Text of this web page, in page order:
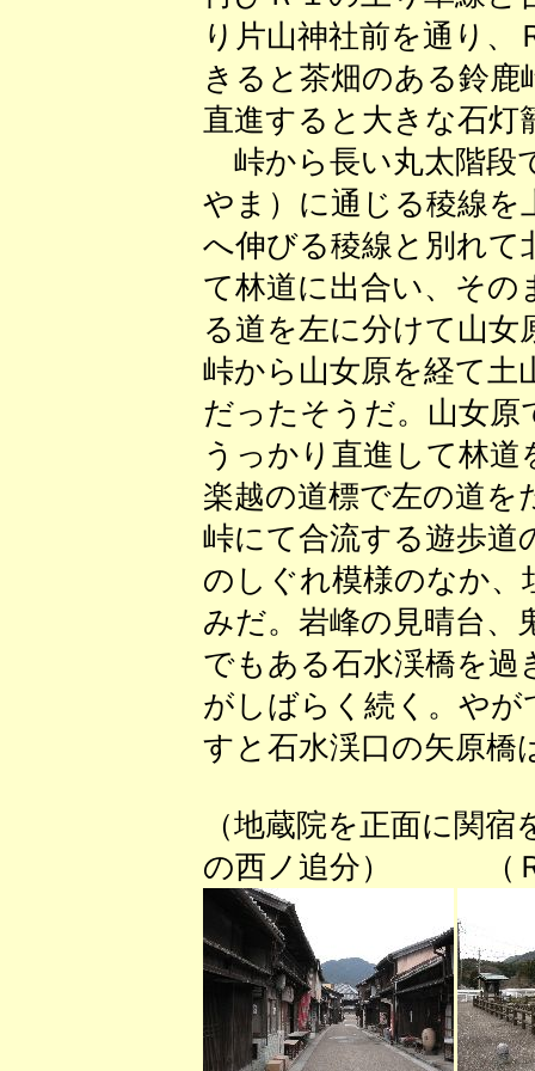
り片山神社前を通り
きると茶畑のある鈴
直進すると大きな石灯
峠から長い丸太階段
やま）に通じる稜線を
へ伸びる稜線と別れて
て林道に出合い、その
る道を左に分けて山
峠から山女原を経て土
だったそうだ。山女原
うっかり直進して林
楽越の道標で左の道を
峠にて合流する遊歩道
のしぐれ模様のなか
みだ。岩峰の見晴台、
でもある石水渓橋を過
がしばらく続く。やが
すと石水渓口の矢原橋
（地蔵院を正面に関
の西ノ追分） （Ｒ